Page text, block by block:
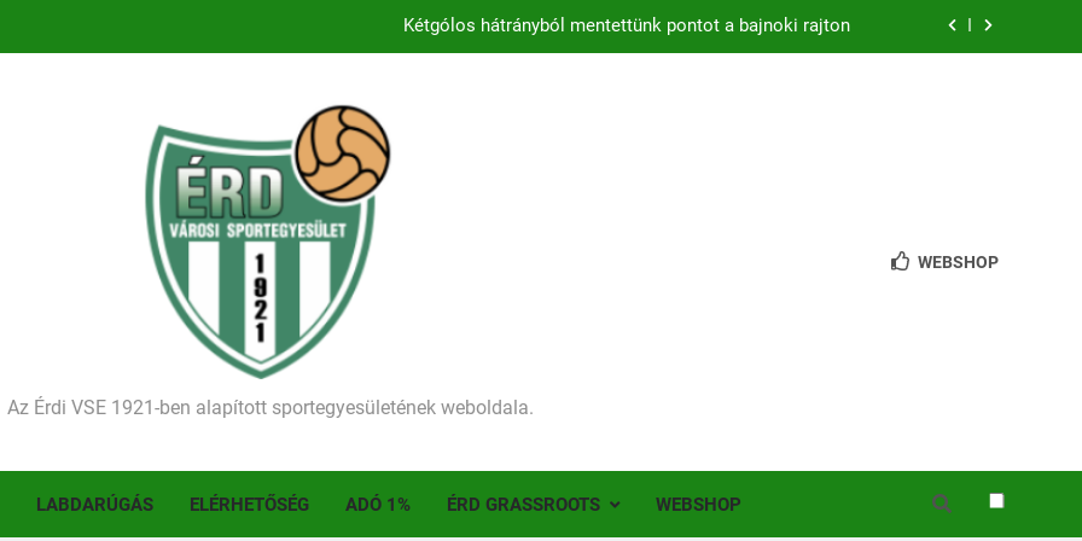
Kezdődik a 2026–2027-es szezon – hazai pályán rajtol az Érdi VSE!
Ellenfelünk visszalépése miatt játék nélkül jutottunk tovább a MOL Magyar Kupában
Kezdődik a 2026–2027-es szezon – hazai pályán rajtol az Érdi VSE!
Történelmet írt az I. Érdi Football Fesztivál – több mint 200 játékos lépett pályára Érden
Az Érdi VSE 1921-ben alapított sportegyesületének weboldala.
WEBSHOP
LABDARÚGÁS ELÉRHETŐSÉG ADÓ 1% ÉRD GRASSROOTS WEBSHOP